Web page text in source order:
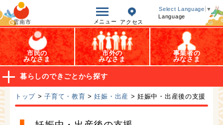
雲南市 メニュー アクセス
Select Language ▼
Language
オープンデータ
市民の
みなさま
市外の
みなさま
事業者の
みなさま
暮らしのできごとから探す
トップ >子育て・教育 >妊娠・出産 > 妊娠中・出産後の支援